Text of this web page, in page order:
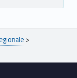
>